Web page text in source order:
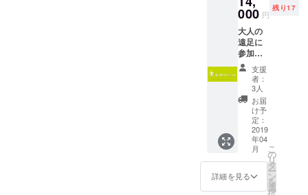
足利では醸
造用ブドウ
の苗木栽培
とワイン醸
造を入口に
して農業を
魅力ある産
業にしてい
こうという
行きます！
さい。
酒販免
許取得
済
お届け
しま
す。 ＊
今回の
クラウ
ドファ
ンディ
ング限
定ワイ
ンで
す。 ＊
加くだ
さった
全ての
方は
000 円
残り17
大人の
遠足に
参加
し、さ
らに遠
足参加
チケッ
ト+ 宿
泊 +
パワー
スポッ
ト 名
草の巨
石群な
どを回
支援
者：
3人
お届
け予
定：
2019
年04
月
詳細を見る
こ
の
リ
タ
ー
ン
を
選